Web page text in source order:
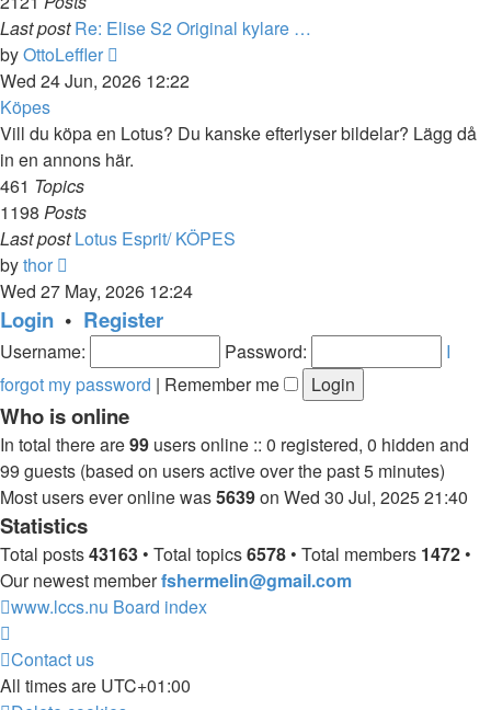
Last post Re: Elise S2 Original kylare …
byOttoLeffler
the
post
Wed 24 Jun, 2026 12:22
Köpes
Vill du köpa en Lotus? Du kanske efterlyser bildelar? Lägg då
in en annons här.
461 Topics
1198 Posts
Last post Lotus Esprit/ KÖPES
bythor
the
latest
post
Wed 27 May, 2026 12:24
Login • Register
Username: Password:
I
forgot my password | Remember me
Who is online
In total there are99 users online :: 0 registered, 0 hidden and
99 guests (based on users active over the past 5 minutes)
Most users ever online was5639on Wed 30 Jul, 2025 21:40
Statistics
Total posts43163 • Total topics6578 • Total members 1472 •
Our newest memberfshermelin@gmail.com
www.lccs.nu Board index
Contact us
All times are UTC+01:00